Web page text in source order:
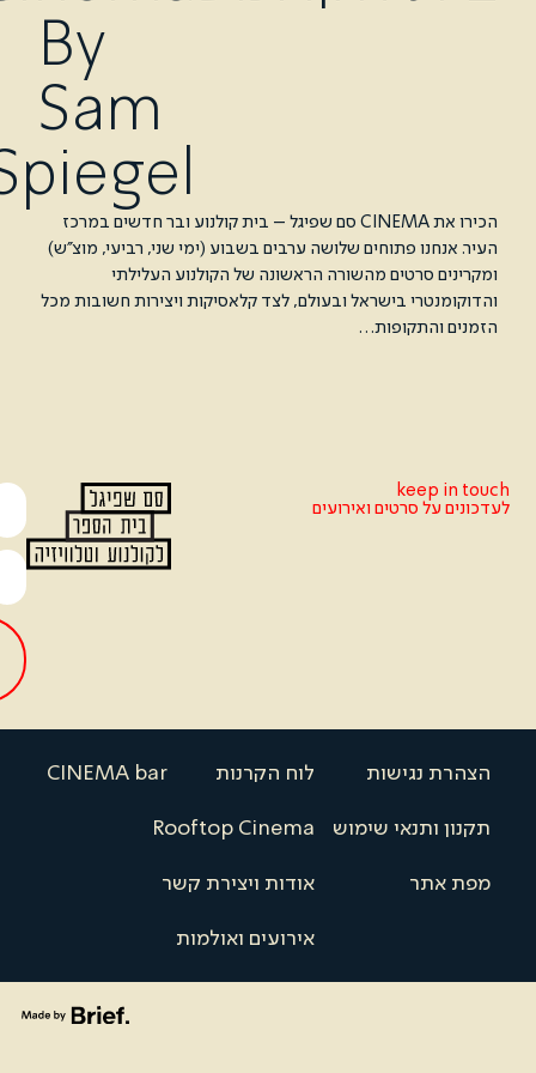
Sam
Spiegel
הכירו את CINEMA סם שפיגל – בית קולנוע ובר חדשים במרכז
פתוחים שלושה ערבים בשבוע (ימי שני, רביעי, מוצ׳׳ש)
סרטים מהשורה הראשונה של הקולנוע העלילתי
בישראל ובעולם, לצד קלאסיקות ויצירות חשובות מכל
סרטים ואירועים
שליחה
נגישות
שימוש
לוח הקרנות CINEMA bar
Rooftop Cinema
אודות ויצירת קשר
אירועים ואולמות